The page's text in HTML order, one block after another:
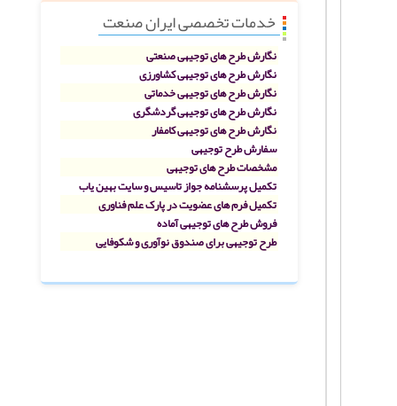
خدمات تخصصی ایران صنعت
نگارش طرح های توجیهی صنعتی
نگارش طرح های توجیهی کشاورزی
نگارش طرح های توجیهی خدماتی
نگارش طرح های توجیهی گردشگری
نگارش طرح های توجیهی کامفار
سفارش طرح توجیهی
مشخصات طرح های توجیهی
تکمیل پرسشنامه جواز تاسیس و سایت بهین یاب
تکمیل فرم های عضویت در پارک علم فناوری
فروش طرح های توجیهی آماده
طرح توجیهی برای صندوق نوآوری و شکوفایی